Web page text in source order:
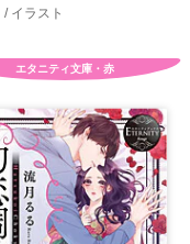
/ イラスト
エタニティ文庫・赤